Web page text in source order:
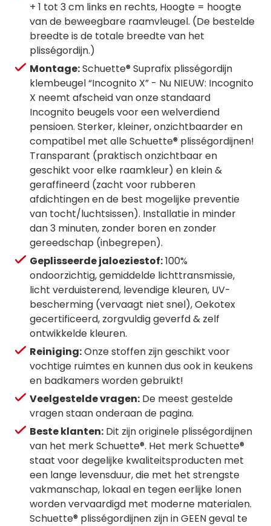
+ 1 tot 3 cm links en rechts, Hoogte = hoogte
van de beweegbare raamvleugel. (De bestelde
breedte is de totale breedte van het
plisségordijn.)
Montage:Schuette® Suprafix plisségordijn
klembeugel “Incognito X” - Nu NIEUW: Incognito
X neemt afscheid van onze standaard
Incognito beugels voor een welverdiend
pensioen. Sterker, kleiner, onzichtbaarder en
compatibel met alle Schuette® plisségordijnen!
Transparant (praktisch onzichtbaar en
geschikt voor elke raamkleur) en klein &
geraffineerd (zacht voor rubberen
afdichtingen en de best mogelijke preventie
van tocht/luchtsissen). Installatie in minder
dan 3 minuten, zonder boren en zonder
gereedschap (inbegrepen).
Geplisseerde jaloeziestof:100%
ondoorzichtig, gemiddelde lichttransmissie,
licht verduisterend, levendige kleuren, UV-
bescherming (vervaagt niet snel), Oekotex
gecertificeerd, zorgvuldig geverfd & zelf
ontwikkelde kleuren.
Reiniging:Onze stoffen zijn geschikt voor
vochtige ruimtes en kunnen dus ook in keukens
en badkamers worden gebruikt!
Veelgestelde vragen: De meest gestelde
vragen staan onderaan de pagina.
Beste klanten: Dit zijn originele plisségordijnen
van het merk Schuette®. Het merk Schuette®
staat voor degelijke kwaliteitsproducten met
een lange levensduur, die met het strengste
vakmanschap, lokaal en tegen eerlijke lonen
worden vervaardigd met moderne materialen.
Schuette® plisségordijnen zijn in GEEN geval te